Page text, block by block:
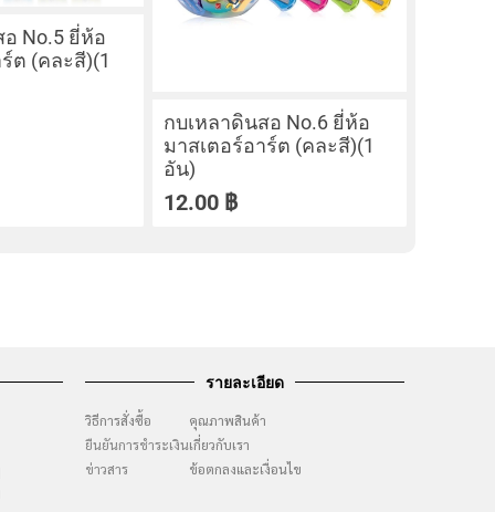
No.5 ยี่ห้อ
ต (คละสี)(1
กบเหลาดินสอ No.6 ยี่ห้อ
มาสเตอร์อาร์ต (คละสี)(1
อัน)
12.00 ฿
รายละเอียด
วิธีการสั่งซื้อ
ยืนยันการชำระเงิน
ข่าวสาร
คุณภาพสินค้า
เกี่ยวกับเรา
ข้อตกลงและเงื่อนไข